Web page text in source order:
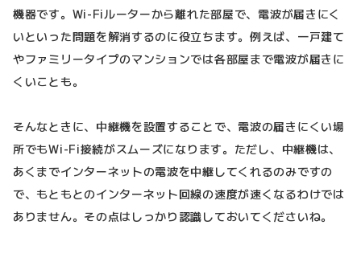
機器です。Wi-Fiルーターから離れた部屋で、電波が届きにく
いといった問題を解消するのに役立ちます。例えば、一戸建て
やファミリータイプのマンションでは各部屋まで電波が届きに
くいことも。
そんなときに、中継機を設置することで、電波の届きにくい場
所でもWi-Fi接続がスムーズになります。ただし、中継機は、
あくまでインターネットの電波を中継してくれるのみですの
で、もともとのインターネット回線の速度が速くなるわけでは
ありません。その点はしっかり認識しておいてくださいね。